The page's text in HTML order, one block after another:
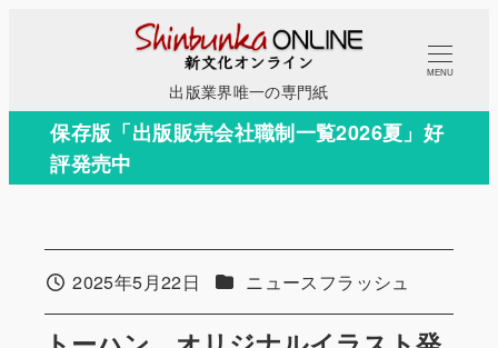
コ
テ
出版業界唯一の専門紙
MENU
保存版「出版販売会社職制一覧2026夏」好
評発売中
投稿日2025年5月22日 カテゴリー
ニュースフラッシュ